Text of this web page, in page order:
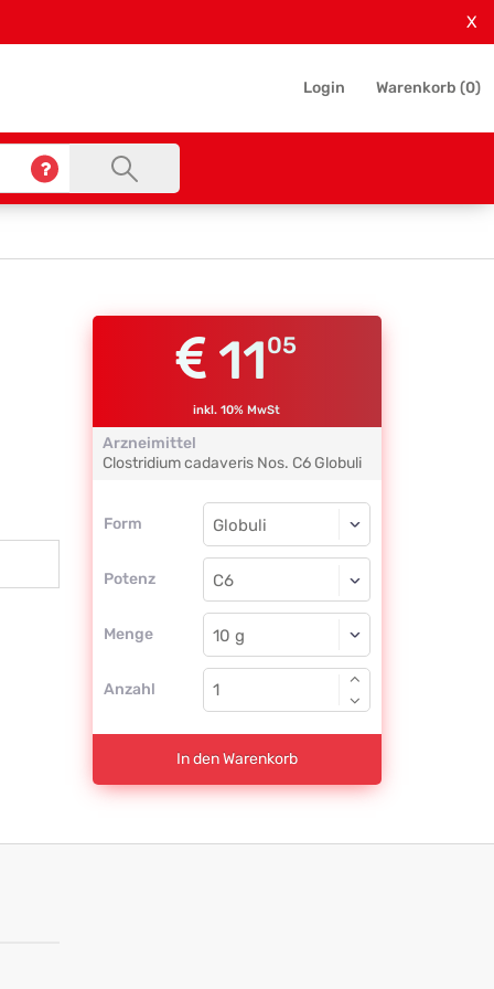
X
Login Warenkorb (0)
1105
inkl. 10% MwSt
Arzneimittel
Clostridium cadaveris Nos. C6 Globuli
Form
Form
Potenz
Globuli
C6
Menge
Globuli
Anzahl
In den Warenkorb